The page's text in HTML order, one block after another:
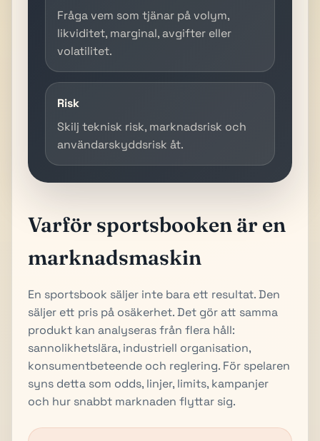
Fråga vem som tjänar på volym,
likviditet, marginal, avgifter eller
volatilitet.
Risk
Skilj teknisk risk, marknadsrisk och
användarskyddsrisk åt.
Varför sportsbooken är en
marknadsmaskin
En sportsbook säljer inte bara ett resultat. Den
säljer ett pris på osäkerhet. Det gör att samma
produkt kan analyseras från flera håll:
sannolikhetslära, industriell organisation,
konsumentbeteende och reglering. För spelaren
syns detta som odds, linjer, limits, kampanjer
och hur snabbt marknaden flyttar sig.